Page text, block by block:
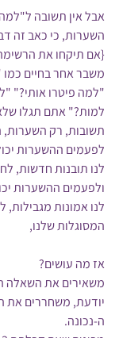
אבל אין תשובה
השערות, כי כאב זה
{אם תיקחו את
משבר אחר בחיים
"למה פיטרו אותי?"
למות?" אתם תגלו
תשובות, רק השערות,
לפעמים ההשערות
לנו תובנות חדשות,
ולפעמים ההשערות
לנו אמונות
המסוגלות שלנו,
אז מה עושים?
משאירים את השאלה
יודעת, משחררים את
ה-נכונה.